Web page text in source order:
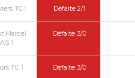
TC 1 Défaite 2/1
Marcel
AS 1
Défaite 3/0
TC 1 Défaite 3/0